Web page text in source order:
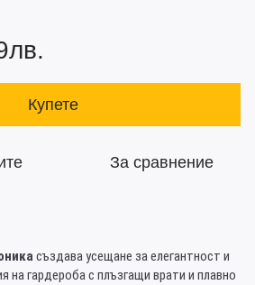
Купете
За сравнение
създава усещане за елегантност и
на гардероба с плъзгащи врати и плавно